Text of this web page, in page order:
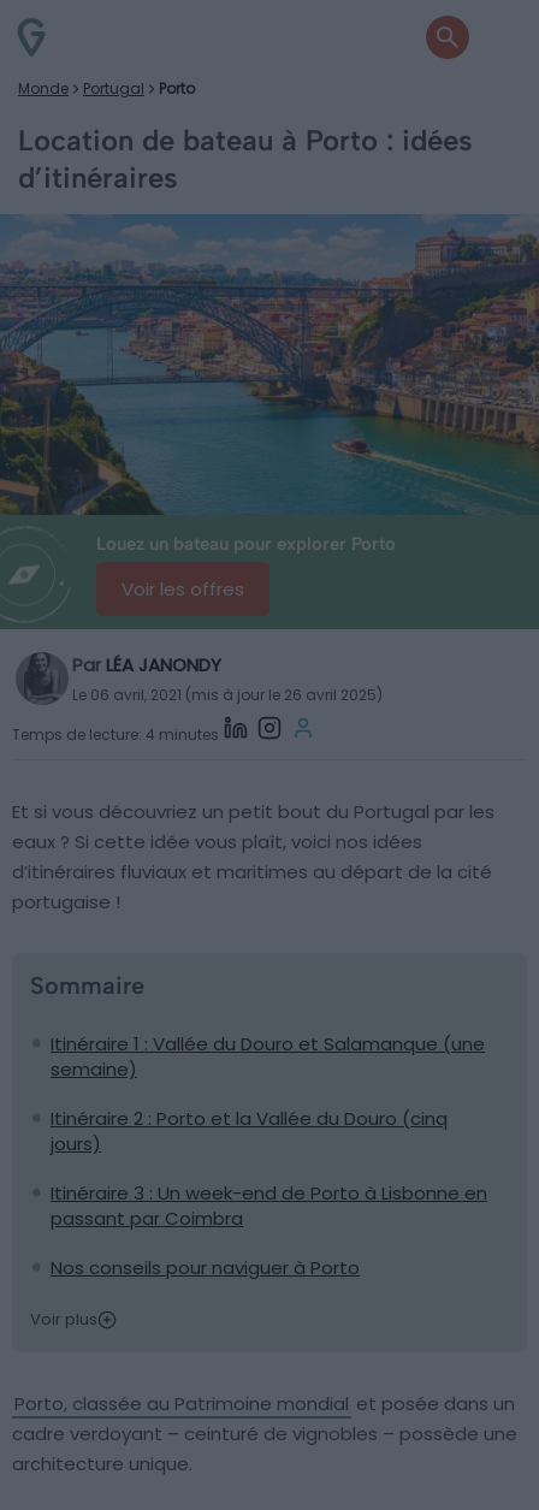
Monde Portugal Porto
Location de bateau à Porto : idées
d’itinéraires
Louez un bateau pour explorer Porto
Voir les offres
Par LÉA JANONDY
Le 06 avril, 2021 (mis à jour le 26 avril 2025)
Temps de lecture: 4 minutes
Et si vous découvriez un petit bout du Portugal par les
eaux ? Si cette idée vous plaît, voici nos idées
d’itinéraires fluviaux et maritimes au départ de la cité
portugaise !
Sommaire
Itinéraire 1 : Vallée du Douro et Salamanque (une
semaine)
Itinéraire 2 : Porto et la Vallée du Douro (cinq
jours)
Itinéraire 3 : Un week-end de Porto à Lisbonne en
passant par Coimbra
Nos conseils pour naviguer à Porto
Voir plus
Porto, classée au Patrimoine mondial et posée dans un
cadre verdoyant – ceinturé de vignobles – possède une
architecture unique.